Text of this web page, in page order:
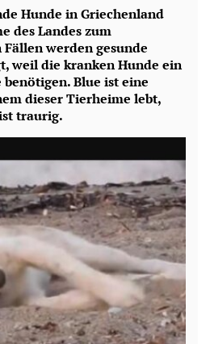
Hunde in Griechenland
des Landes zum
werden gesunde
weil die kranken Hunde ein
Blue ist eine
dieser Tierheime lebt,
traurig.